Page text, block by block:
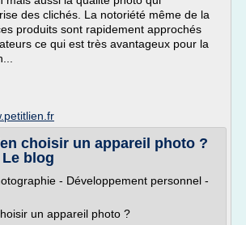
des clichés. La notoriété même de la
produits sont rapidement approchés
ce qui est très avantageux pour la
choisir un appareil photo ?
blog
- Développement personnel -
un appareil photo ?